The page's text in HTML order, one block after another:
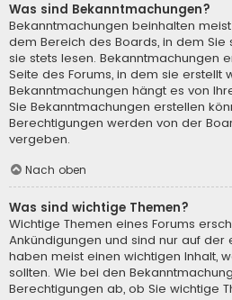
Was sind Bekanntmachungen?
Bekanntmachungen beinhalten
dem Bereich des Boards, in dem Sie
sie stets lesen. Bekanntmachungen
Seite des Forums, in dem sie erstellt
Bekanntmachungen hängt es von
Sie Bekanntmachungen erstellen
Berechtigungen werden von der
vergeben.
Nach oben
Was sind wichtige Themen?
Wichtige Themen eines Forums
Ankündigungen und sind nur auf der
haben meist einen wichtigen Inhalt,
sollten. Wie bei den
Berechtigungen ab, ob Sie wichtige